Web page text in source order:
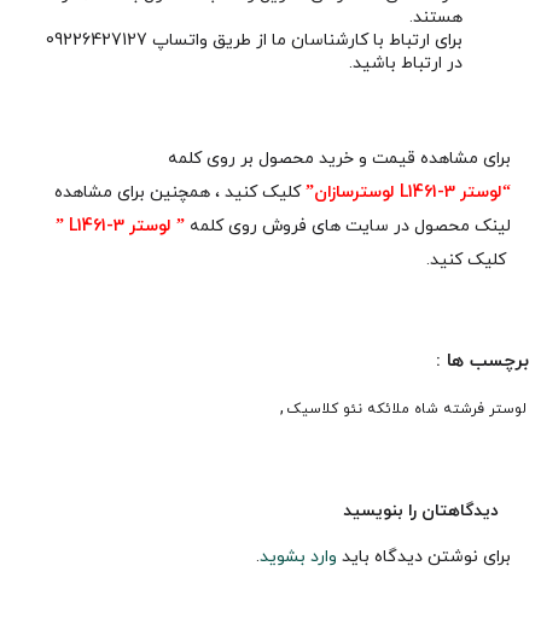
هستند.
برای ارتباط با کارشناسان ما از طریق واتساپ 09226427127
در ارتباط باشید.
برای مشاهده قیمت و خرید محصول بر روی کلمه
“لوستر L1461-3 لوسترسازان”
کلیک کنید ، همچنین برای مشاهده
لینک محصول در سایت های فروش روی کلمه ” لوستر L1461-3 ”
کلیک کنید.
برچسب ها :
لوستر فرشته شاه ملائکه نئو کلاسیک ,
دیدگاهتان را بنویسید
برای نوشتن دیدگاه باید وارد بشوید.